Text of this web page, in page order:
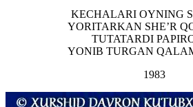
KECHALARI OYNING
YORITARKAN SHE’R
TUTATARDI
YONIB TURGAN
1983